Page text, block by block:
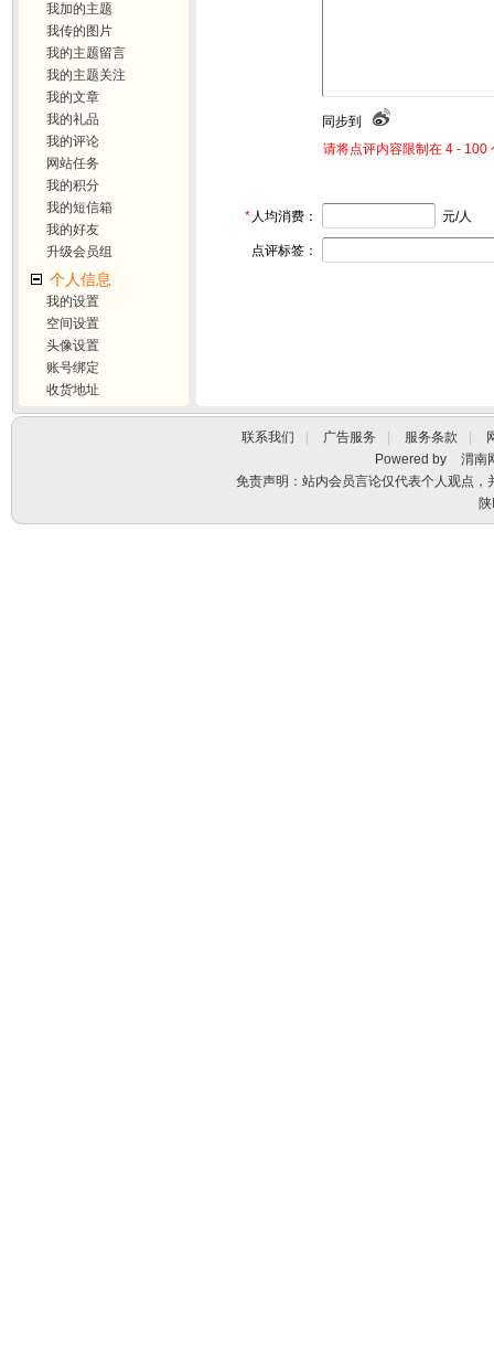
我加的主题
我传的图片
我的主题留言
我的主题关注
我的文章
我的礼品
我的评论
网站任务
我的积分
我的短信箱
我的好友
升级会员组
个人信息
我的设置
空间设置
头像设置
账号绑定
收货地址
同步到
请将点评内容限制在 4 - 100
* 人均消费： 元/人
点评标签：
联系我们 广告服务 服务条款
Powered by
渭南
免责声明：站内会员言论仅代表个人观点